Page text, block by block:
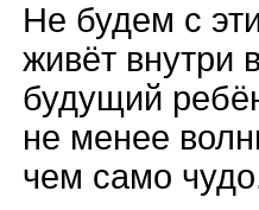
Не будем с
живёт внутри
будущий
не менее
чем само